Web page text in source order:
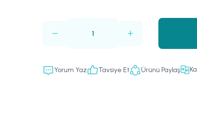
Yorum Yaz Tavsiye Et Ürünü Paylaş